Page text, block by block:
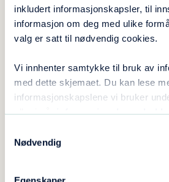
inkludert informasjonskapsler, til
informasjon om deg med ulike
valg er satt til nødvendig cookies.
Vi innhenter samtykke til bruk av
med dette skjemaet. Du kan lese
informasjonskapslene vi bruker
Nødvendig
Her ligger det
(video eller podcast) fra
ekstern kilde.
Dette innholdet vises ikke
kunne vise deg innholdet
sporing fra eksterne kilder.